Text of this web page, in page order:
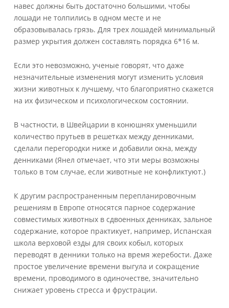
навес должны быть достаточно большими, чтобы
лошади не толпились в одном месте и не
образовывалась грязь. Для трех лошадей минимальный
размер укрытия должен составлять порядка 6*16 м.
Если это невозможно, ученые говорят, что даже
незначительные изменения могут изменить условия
жизни животных к лучшему, что благоприятно скажется
на их физическом и психологическом состоянии.
В частности, в Швейцарии в конюшнях уменьшили
количество прутьев в решетках между денниками,
сделали перегородки ниже и добавили окна, между
денниками (Янел отмечает, что эти меры возможны
только в том случае, если животные не конфликтуют.)
К другим распространенным перепланировочным
решениям в Европе относятся парное содержание
совместимых животных в сдвоенных денниках, зальное
содержание, которое практикует, например, Испанская
школа верховой езды для своих кобыл, которых
переводят в денники только на время жеребости. Даже
простое увеличение времени выгула и сокращение
времени, проводимого в одиночестве, значительно
снижает уровень стресса и фрустрации.